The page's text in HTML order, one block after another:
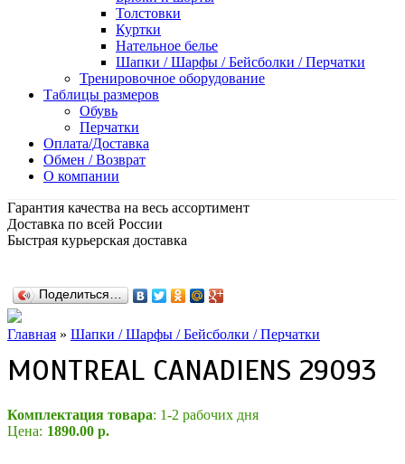
Толстовки
Куртки
Нательное белье
Шапки / Шарфы / Бейсболки / Перчатки
Тренировочное оборудование
Таблицы размеров
Обувь
Перчатки
Оплата/Доставка
Обмен / Возврат
О компании
Гарантия качества на весь ассортимент
Доставка по всей России
Быстрая курьерская доставка
Поделиться…
Главная » Шапки / Шарфы / Бейсболки / Перчатки
MONTREAL CANADIENS 29093
Комплектация товара: 1-2 рабочих дня
Цена: 1890.00 р.